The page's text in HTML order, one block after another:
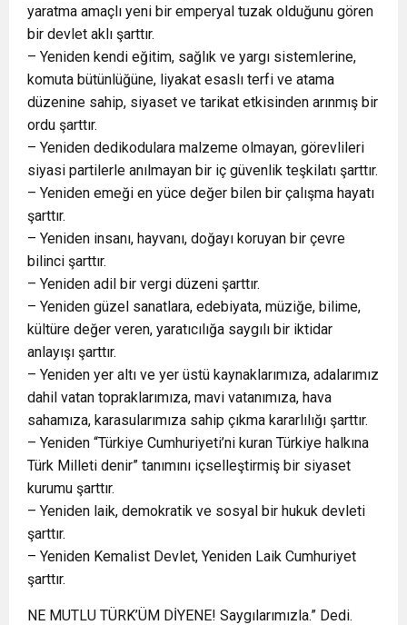
yaratma amaçlı yeni bir emperyal tuzak olduğunu gören
bir devlet aklı şarttır.
– Yeniden kendi eğitim, sağlık ve yargı sistemlerine,
komuta bütünlüğüne, liyakat esaslı terfi ve atama
düzenine sahip, siyaset ve tarikat etkisinden arınmış bir
ordu şarttır.
– Yeniden dedikodulara malzeme olmayan, görevlileri
siyasi partilerle anılmayan bir iç güvenlik teşkilatı şarttır.
– Yeniden emeği en yüce değer bilen bir çalışma hayatı
şarttır.
– Yeniden insanı, hayvanı, doğayı koruyan bir çevre
bilinci şarttır.
– Yeniden adil bir vergi düzeni şarttır.
– Yeniden güzel sanatlara, edebiyata, müziğe, bilime,
kültüre değer veren, yaratıcılığa saygılı bir iktidar
anlayışı şarttır.
– Yeniden yer altı ve yer üstü kaynaklarımıza, adalarımız
dahil vatan topraklarımıza, mavi vatanımıza, hava
sahamıza, karasularımıza sahip çıkma kararlılığı şarttır.
– Yeniden “Türkiye Cumhuriyeti’ni kuran Türkiye halkına
Türk Milleti denir” tanımını içselleştirmiş bir siyaset
kurumu şarttır.
– Yeniden laik, demokratik ve sosyal bir hukuk devleti
şarttır.
– Yeniden Kemalist Devlet, Yeniden Laik Cumhuriyet
şarttır.
NE MUTLU TÜRK’ÜM DİYENE! Saygılarımızla.” Dedi.